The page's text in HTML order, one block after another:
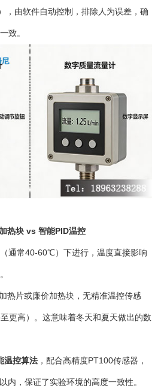
，由软件自动控制，排除人为误差，确
致。
热块 vs 智能PID温控
通常40-60℃）下进行，温度直接影响
热片或廉价加热块，无精准温控传感
更高）。这意味着冬天和夏天做出的数
温控算法 ，配合高精度PT100传感器，
，保证了实验环境的高度一致性。